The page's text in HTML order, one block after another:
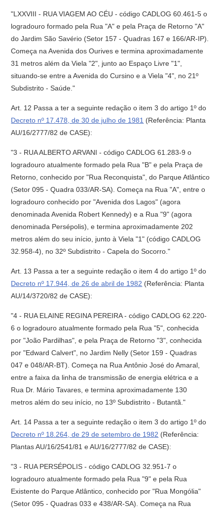
"LXXVIII - RUA VIAGEM AO CÉU - código CADLOG 60.461-5 o
logradouro formado pela Rua "A" e pela Praça de Retorno "A"
do Jardim São Savério (Setor 157 - Quadras 167 e 166/AR-IP).
Começa na Avenida dos Ourives e termina aproximadamente
31 metros além da Viela "2", junto ao Espaço Livre "1",
situando-se entre a Avenida do Cursino e a Viela "4", no 21º
Subdistrito - Saúde."
Art. 12 Passa a ter a seguinte redação o item 3 do artigo 1º do
Decreto nº 17.478, de 30 de julho de 1981 (Referência: Planta
AU/16/2777/82 de CASE):
"3 - RUA ALBERTO ARVANI - código CADLOG 61.283-9 o
logradouro atualmente formado pela Rua "B" e pela Praça de
Retorno, conhecido por "Rua Reconquista", do Parque Atlântico
(Setor 095 - Quadra 033/AR-SA). Começa na Rua "A", entre o
logradouro conhecido por "Avenida dos Lagos" (agora
denominada Avenida Robert Kennedy) e a Rua "9" (agora
denominada Persépolis), e termina aproximadamente 202
metros além do seu início, junto à Viela "1" (código CADLOG
32.958-4), no 32º Subdistrito - Capela do Socorro."
Art. 13 Passa a ter a seguinte redação o item 4 do artigo 1º do
Decreto nº 17.944, de 26 de abril de 1982 (Referência: Planta
AU/14/3720/82 de CASE):
"4 - RUA ELAINE REGINA PEREIRA - código CADLOG 62.220-
6 o logradouro atualmente formado pela Rua "5", conhecida
por "João Pardilhas", e pela Praça de Retorno "3", conhecida
por "Edward Calvert", no Jardim Nelly (Setor 159 - Quadras
047 e 048/AR-BT). Começa na Rua Antônio José do Amaral,
entre a faixa da linha de transmissão de energia elétrica e a
Rua Dr. Mário Tavares, e termina aproximadamente 130
metros além do seu início, no 13º Subdistrito - Butantã."
Art. 14 Passa a ter a seguinte redação o item 3 do artigo 1º do
Decreto nº 18.264, de 29 de setembro de 1982 (Referência:
Plantas AU/16/2541/81 e AU/16/2777/82 de CASE):
"3 - RUA PERSÉPOLIS - código CADLOG 32.951-7 o
logradouro atualmente formado pela Rua "9" e pela Rua
Existente do Parque Atlântico, conhecido por "Rua Mongólia"
(Setor 095 - Quadras 033 e 438/AR-SA). Começa na Rua